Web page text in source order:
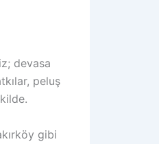
devasa
peluş
gibi